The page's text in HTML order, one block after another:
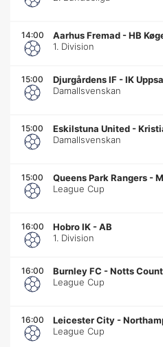
14:00 Aarhus Fremad -HB
1. Division
15:00 Djurgårdens IF -IK
Damallsvenskan
15:00 Eskilstuna United -
Damallsvenskan
15:00 Queens Park Rangers -
League Cup
16:00 Hobro IK -AB
1. Division
16:00 Burnley FC -Notts
League Cup
16:00 Leicester City -
League Cup